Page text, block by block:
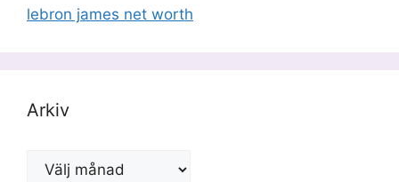
lebron james net worth
Arkiv
Arkiv